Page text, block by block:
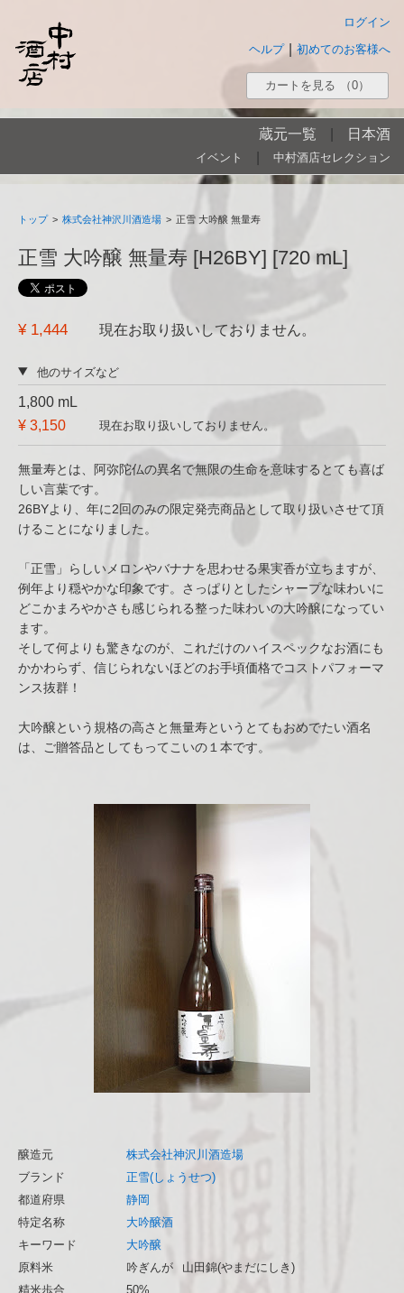
ログイン
初めてのお客様へ
ヘルプ
カートを見る （0）
蔵元一覧 日本酒
イベント 中村酒店セレクション
トップ > 株式会社神沢川酒造場 > 正雪 大吟醸 無量寿
正雪 大吟醸 無量寿 [H26BY] [720 mL]
¥ 1,444 現在お取り扱いしておりません。
他のサイズなど
1,800 mL
¥ 3,150
現在お取り扱いしておりません。
無量寿とは、阿弥陀仏の異名で無限の生命を意味するとても喜ば
しい言葉です。
26BYより、年に2回のみの限定発売商品として取り扱いさせて頂
けることになりました。
「正雪」らしいメロンやバナナを思わせる果実香が立ちますが、
例年より穏やかな印象です。さっぱりとしたシャープな味わいに
どこかまろやかさも感じられる整った味わいの大吟醸になってい
ます。
そして何よりも驚きなのが、これだけのハイスペックなお酒にも
かかわらず、信じられないほどのお手頃価格でコストパフォーマ
ンス抜群！
大吟醸という規格の高さと無量寿というとてもおめでたい酒名
は、ご贈答品としてもってこいの１本です。
醸造元
株式会社神沢川酒造場
ブランド
正雪(しょうせつ)
都道府県
静岡
特定名称
大吟醸酒
キーワード
大吟醸
原料米
吟ぎんが
山田錦(やまだにしき)
精米歩合
50%